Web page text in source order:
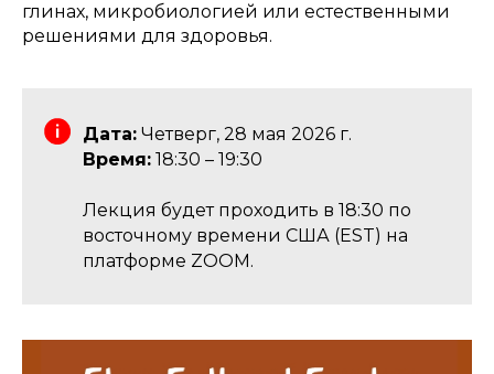
глинах, микробиологией или естественными
решениями для здоровья.
Дата: Четверг, 28 мая 2026 г.
Время: 18:30 – 19:30
Лекция будет проходить в 18:30 по
восточному времени США (EST) на
платформе ZOOM.